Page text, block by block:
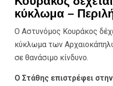
κύκλωμα –
Ο Aστυνόμος Κουράκος
κύκλωμα των
σε θανάσιμο κίνδυνο.
Ο Στάθης επιστρέφει